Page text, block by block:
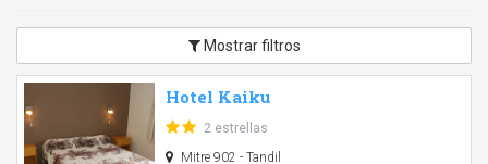
Mostrar filtros
Hotel Kaiku
2 estrellas
Mitre 902 - Tandil